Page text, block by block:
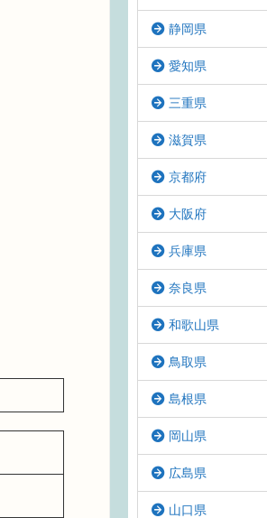
静岡県
愛知県
三重県
滋賀県
京都府
大阪府
兵庫県
奈良県
和歌山県
鳥取県
島根県
岡山県
広島県
山口県